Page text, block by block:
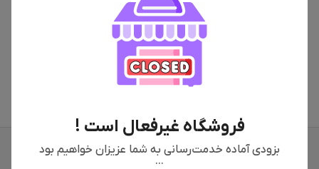
فروشگاه غیرفعال است !
بزودی آماده خدمت‌رسانی به شما عزیزان خواهیم بود
...
بستنی ساز نوتریکوک
مدل FRS330
94,000,000 تومان